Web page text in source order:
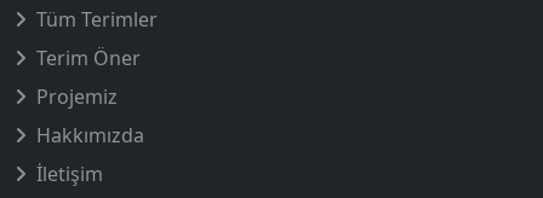
Tüm Terimler
Terim Öner
Projemiz
Hakkımızda
İletişim